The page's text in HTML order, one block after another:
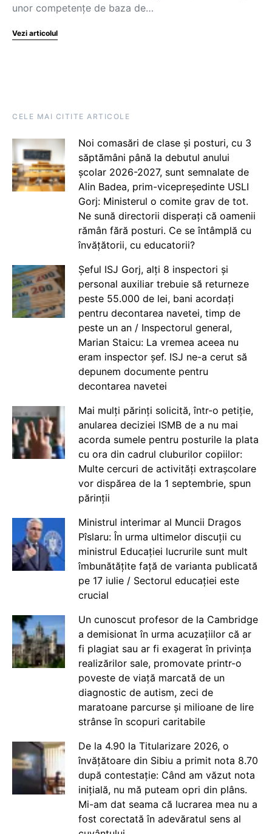
unor competențe de baza de…
Vezi articolul
CELE MAI CITITE ARTICOLE
Noi comasări de clase și posturi, cu 3
săptămâni până la debutul anului
școlar 2026-2027, sunt semnalate de
Alin Badea, prim-vicepreședinte USLI
Gorj: Ministerul o comite grav de tot.
Ne sună directorii disperați că oamenii
rămân fără posturi. Ce se întâmplă cu
învățătorii, cu educatorii?
Șeful ISJ Gorj, alți 8 inspectori și
personal auxiliar trebuie să returneze
peste 55.000 de lei, bani acordați
pentru decontarea navetei, timp de
peste un an / Inspectorul general,
Marian Staicu: La vremea aceea nu
eram inspector șef. ISJ ne-a cerut să
depunem documente pentru
decontarea navetei
Mai mulți părinți solicită, într-o petiție,
anularea deciziei ISMB de a nu mai
acorda sumele pentru posturile la plata
cu ora din cadrul cluburilor copiilor:
Multe cercuri de activități extrașcolare
vor dispărea de la 1 septembrie, spun
părinții
Ministrul interimar al Muncii Dragos
Pîslaru: În urma ultimelor discuții cu
ministrul Educației lucrurile sunt mult
îmbunătățite față de varianta publicată
pe 17 iulie / Sectorul educației este
crucial
Un cunoscut profesor de la Cambridge
a demisionat în urma acuzațiilor că ar
fi plagiat sau ar fi exagerat în privința
realizărilor sale, promovate printr-o
poveste de viață marcată de un
diagnostic de autism, zeci de
maratoane parcurse și milioane de lire
strânse în scopuri caritabile
De la 4.90 la Titularizare 2026, o
învățătoare din Sibiu a primit nota 8.70
după contestație: Când am văzut nota
inițială, nu mă puteam opri din plâns.
Mi-am dat seama că lucrarea mea nu a
fost corectată în adevăratul sens al